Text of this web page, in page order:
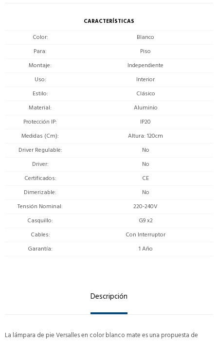
CARACTERÍSTICAS
Color
Blanco
Para
Piso
Montaje
Independiente
Uso
Interior
Estilo
Clásico
Material
Aluminio
Protección IP
IP20
Medidas (Cm)
Altura: 120cm
Driver Regulable
No
Driver
No
Certificados
CE
Dimerizable
No
Tensión Nominal
220-240V
Casquillo
G9 x2
Cables
Con Interruptor
Garantía
1 Año
Descripción
La lámpara de pie Versalles en color blanco mate es una propuesta de